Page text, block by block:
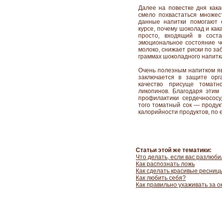
Далее на повестке дня
смело похвастаться
данные напитки помогают
курсе, почему шоколад и
просто, входящий в
эмоциональное состояние
молоко, снижает риски по
граммах шоколадного
Очень полезным напитком
заключается в защите
качество присуще
ликопинов. Благодаря
профилактики
того томатный сок —
калорийности продуктов, по
Статьи этой же тематики:
Что делать, если вас
Как распознать ложь
Как сделать красивые
Как любить себя?
Как правильно ухаживать за